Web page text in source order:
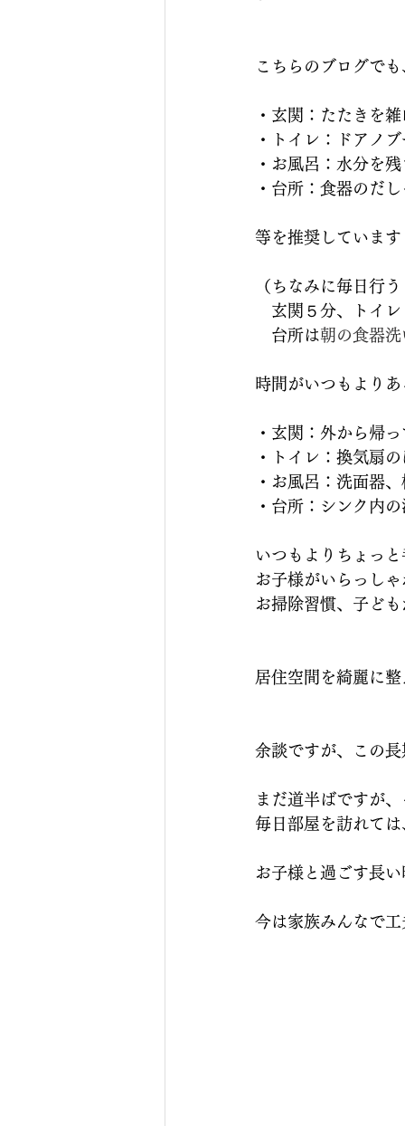
こちらのブログで
・玄関：たたきを
・トイレ：ドアノ
・お風呂：水分を
・台所：食器のだ
等を推奨しています
（ちなみに毎日行
玄関５分、トイレ
台所は朝の食器
時間がいつもより
・玄関：外から帰
・トイレ：換気扇
・お風呂：洗面器
・台所：シンク内
いつもよりちょっ
お子様がいらっし
お掃除習慣、子ど
居住空間を綺麗に
余談ですが、この
まだ道半ばですが
毎日部屋を訪れて
お子様と過ごす長
今は家族みんなで